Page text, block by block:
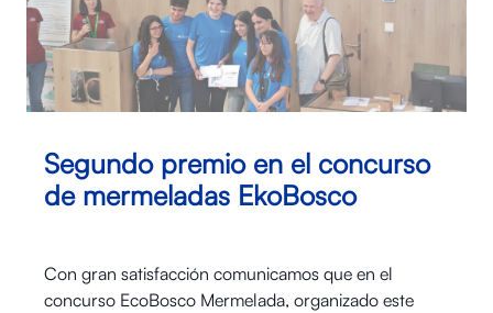
Segundo premio en el concurso
de mermeladas EkoBosco
Con gran satisfacción comunicamos que en el
concurso EcoBosco Mermelada, organizado este